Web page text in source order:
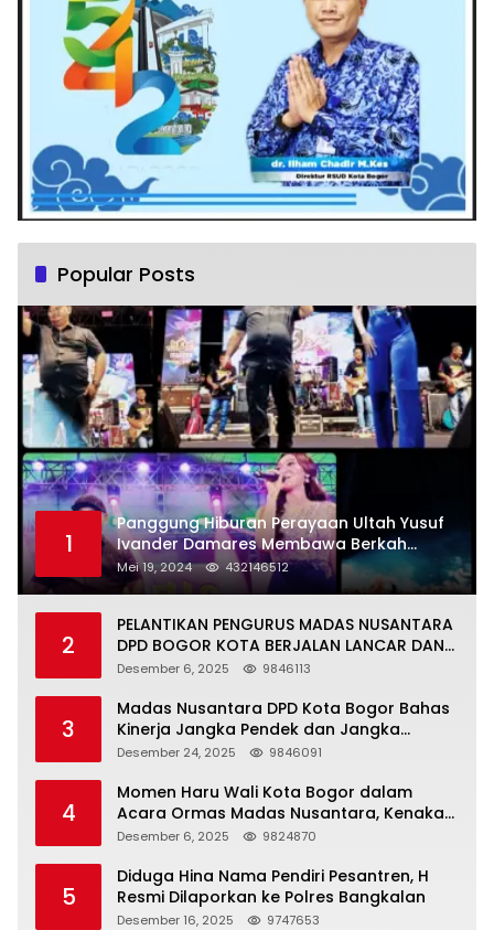
Popular Posts
1
Panggung Hiburan Perayaan Ultah Yusuf
Ivander Damares Membawa Berkah
Warga Kejapanan
Mei 19, 2024 432146512
2
PELANTIKAN PENGURUS MADAS NUSANTARA
DPD BOGOR KOTA BERJALAN LANCAR DAN
KHIDMAT
Desember 6, 2025 9846113
3
Madas Nusantara DPD Kota Bogor Bahas
Kinerja Jangka Pendek dan Jangka
Panjang
Desember 24, 2025 9846091
4
Momen Haru Wali Kota Bogor dalam
Acara Ormas Madas Nusantara, Kenakan
Peci Hitam Tinggi sebagai Simbol
Desember 6, 2025 9824870
5
Diduga Hina Nama Pendiri Pesantren, H
Resmi Dilaporkan ke Polres Bangkalan
Desember 16, 2025 9747653